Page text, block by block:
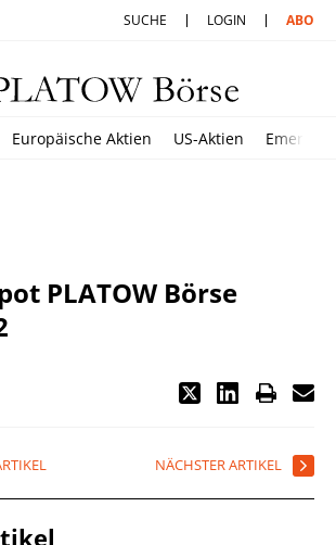
SUCHE LOGIN ABO
Europäische Aktien US-Aktien
PLATOW Börse
NÄCHSTER ARTIKEL